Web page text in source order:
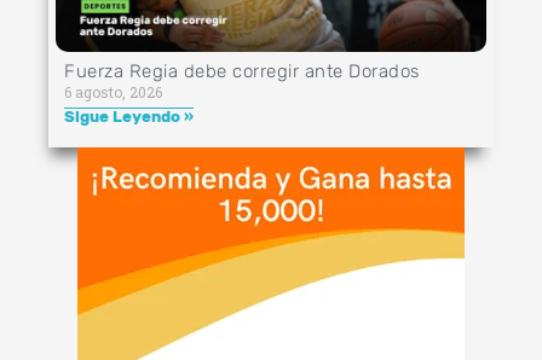
Fuerza Regia debe corregir ante Dorados
6 agosto, 2026
Sigue Leyendo »